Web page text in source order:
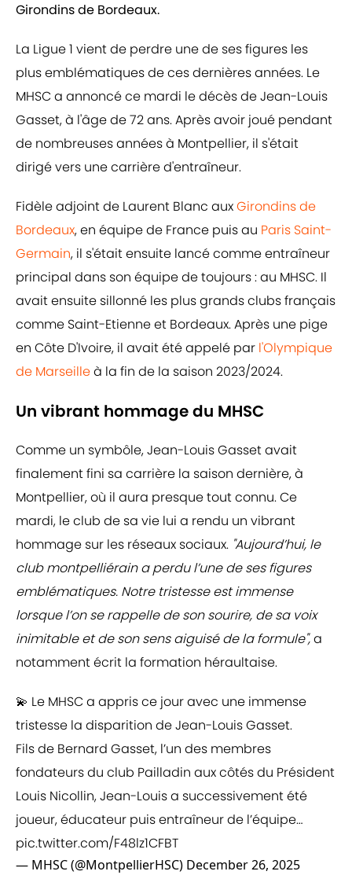
Girondins de Bordeaux.
La Ligue 1 vient de perdre une de ses figures les
plus emblématiques de ces dernières années. Le
MHSC a annoncé ce mardi le décès de Jean-Louis
Gasset, à l'âge de 72 ans. Après avoir joué pendant
de nombreuses années à Montpellier, il s'était
dirigé vers une carrière d'entraîneur.
Fidèle adjoint de Laurent Blanc auxGirondins de
Bordeaux, en équipe de France puis au Paris Saint-
Germain, il s'était ensuite lancé comme entraîneur
principal dans son équipe de toujours : au MHSC. Il
avait ensuite sillonné les plus grands clubs français
comme Saint-Etienne et Bordeaux. Après une pige
en Côte D'Ivoire, il avait été appelé par l'Olympique
de Marseilleà la fin de la saison 2023/2024.
Un vibrant hommage du MHSC
Comme un symbôle, Jean-Louis Gasset avait
finalement fini sa carrière la saison dernière, à
Montpellier, où il aura presque tout connu. Ce
mardi, le club de sa vie lui a rendu un vibrant
hommage sur les réseaux sociaux. "Aujourd’hui, le
club montpelliérain a perdu l’une de ses figures
emblématiques. Notre tristesse est immense
lorsque l’on se rappelle de son sourire, de sa voix
inimitable et de son sens aiguisé de la formule",a
notamment écrit la formation héraultaise.
💫 Le MHSC a appris ce jour avec une immense
tristesse la disparition de Jean-Louis Gasset.
Fils de Bernard Gasset, l’un des membres
fondateurs du club Pailladin aux côtés du Président
Louis Nicollin, Jean-Louis a successivement été
joueur, éducateur puis entraîneur de l’équipe…
pic.twitter.com/F48lz1CFBT
— MHSC (@MontpellierHSC) December 26, 2025